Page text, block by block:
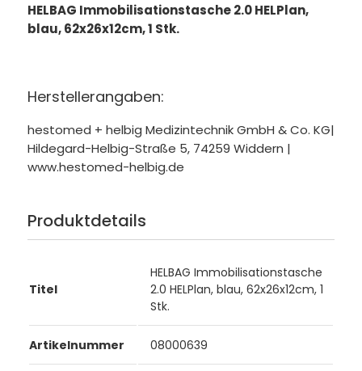
HELBAG Immobilisationstasche 2.0 HELPlan,
blau, 62x26x12cm, 1 Stk.
Herstellerangaben:
hestomed + helbig Medizintechnik GmbH & Co. KG|
Hildegard-Helbig-Straße 5, 74259 Widdern |
www.hestomed-helbig.de
Produktdetails
Titel
HELBAG Immobilisationstasche
2.0 HELPlan, blau, 62x26x12cm, 1
Stk.
Artikelnummer 08000639